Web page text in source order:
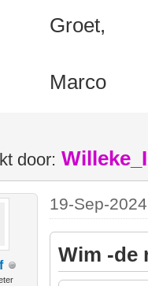
Groet,
Marco
door:
19-Sep-
Wim -de